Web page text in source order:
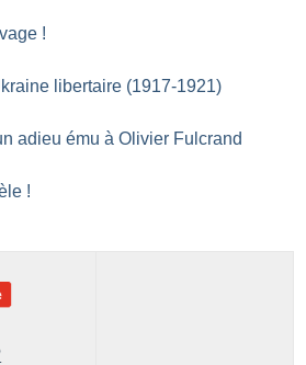
!
libertaire (1917-1921)
adieu ému à Olivier Fulcrand
!